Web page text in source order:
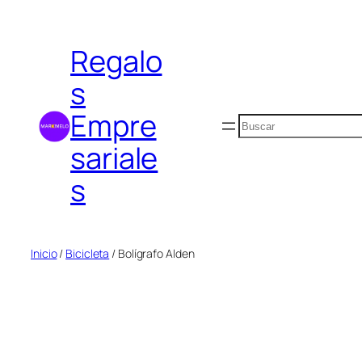
contenidoRegalo
s
Empre
sariale
s
Buscar
Inicio/ Bicicleta / Bolígrafo Alden